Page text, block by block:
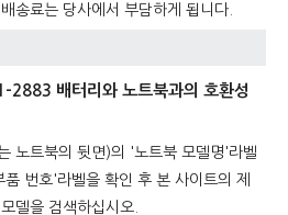
송료는 당사에서 부담하게 됩니다.
배터리와 노트북과의 호환성
노트북의 뒷면)의 '노트북 모델명'라벨
번호'라벨을 확인 후 본 사이트의 제
델을 검색하십시오.